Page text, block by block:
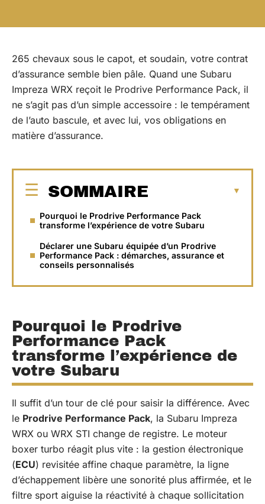
265 chevaux sous le capot, et soudain, votre contrat
d’assurance semble bien pâle. Quand une Subaru
Impreza WRX reçoit le Prodrive Performance Pack, il
ne s’agit pas d’un simple accessoire : le tempérament
de l’auto bascule, et avec lui, vos obligations en
matière d’assurance.
SOMMAIRE
Pourquoi le Prodrive Performance Pack
transforme l’expérience de votre Subaru
Déclarer une Subaru équipée d’un Prodrive
Performance Pack : démarches, assurance et
conseils personnalisés
Pourquoi le Prodrive
Performance Pack
transforme l’expérience de
votre Subaru
Il suffit d’un tour de clé pour saisir la différence. Avec
le Prodrive Performance Pack, la Subaru Impreza
WRX ou WRX STI change de registre. Le moteur
boxer turbo réagit plus vite : la gestion électronique
(ECU) revisitée affine chaque paramètre, la ligne
d’échappement libère une sonorité plus affirmée, et le
filtre sport aiguise la réactivité à chaque sollicitation